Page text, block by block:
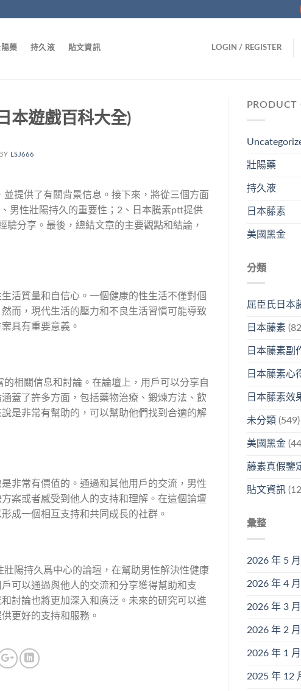
藥 持久液 貼文資訊 LOGIN / REGISTER
本遊戲百科大全)
BY LSJ666
提供了有關背景信息。接下來，將從三個方面
男性壯陽持久的重要性；2、日本騰素ptt提供
分享。最後，總結文章的主要觀點和結論，
活質量和自信心。一個健康的性生活不僅對個
而，現代生活的壓力和不良生活習慣可能導致
具有重要意義。
相關信息和討論。在論壇上，用戶可以分享自
蓋了許多方面，包括藥物治療、鍛煉方法、飲
是非常有幫助的，可以幫助他們找到合適的解
非常有價值的。通過和其他用戶的交流，男性
案或者感受到他人的支持和理解。在這個論壇
成一個相互支持和共同成長的社群。
陽持久爲中心的論壇，在幫助男性解決性健康
可以通過與他人的交流和分享獲得幫助和支
討論也將更加深入和廣泛。未來的研究可以進
更好的支持和服務。
PRODUCT
壯陽藥
持久液
日本藤素
美國黑金
分類
屈臣氏日本
日本藤素
日本藤素副
日本藤素心
日本藤素效
未分類 (549)
美國黑金
藤素真假鑒
貼文資訊
彙整
2026 年 5 月
2026 年 4 月
2026 年 3 月
2026 年 2 月
2026 年 1 月
2025 年 12